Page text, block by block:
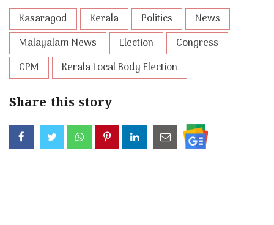
Kasaragod Kerala Politics
News
Malayalam News
Election
Congress
CPM
Kerala Local Body Election
Share this story